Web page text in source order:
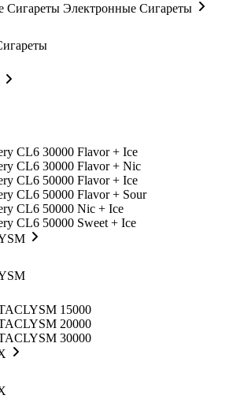
Электронные Сигареты
CL6 30000 Flavor + Ice
CL6 30000 Flavor + Nic
CL6 50000 Flavor + Ice
CL6 50000 Flavor + Sour
CL6 50000 Nic + Ice
CL6 50000 Sweet + Ice
15000
20000
30000